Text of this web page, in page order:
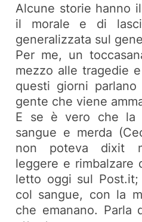
Alcune storie hanno
il morale e di
generalizzata sul
Per me, un
mezzo alle tragedie
questi giorni
gente che viene
E se è vero che la
sangue e merda
non poteva dixit
leggere e rimbalzare
letto oggi sul
col sangue, con la
che emanano. Parla